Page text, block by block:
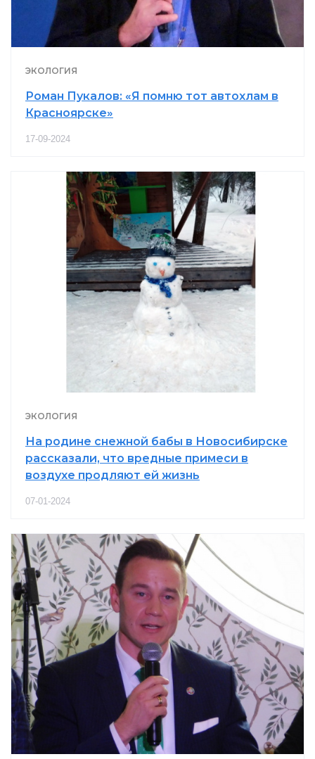
ЭКОЛОГИЯ
Роман Пукалов: «Я помню тот автохлам в
Красноярске»
17-09-2024
ЭКОЛОГИЯ
На родине снежной бабы в Новосибирске
рассказали, что вредные примеси в
воздухе продляют ей жизнь
07-01-2024